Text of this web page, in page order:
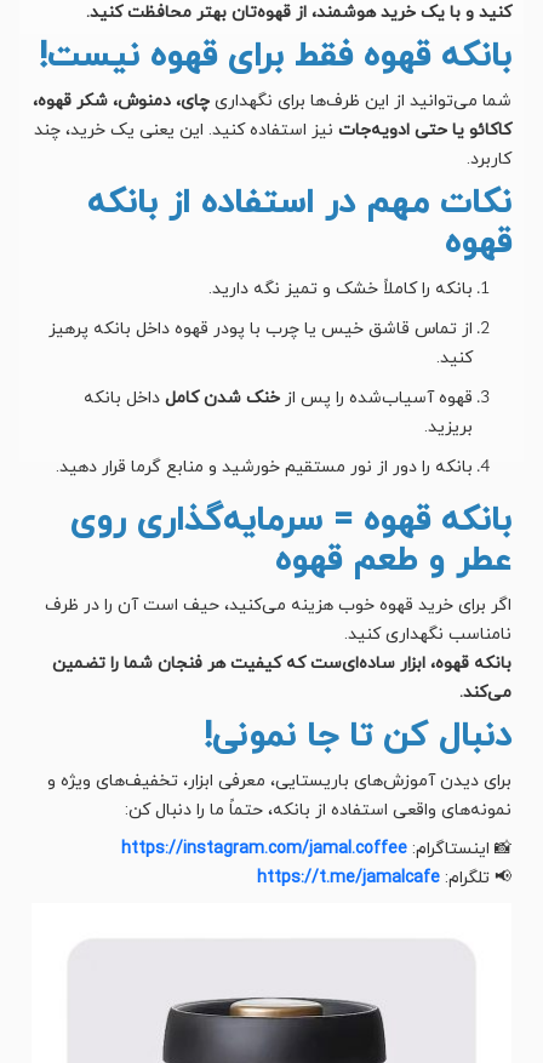
کنید و با یک خرید هوشمند، از قهوه‌تان بهتر محافظت کنید.
بانکه قهوه فقط برای قهوه نیست!
شما می‌توانید از این ظرف‌ها برای نگهداری چای، دمنوش، شکر قهوه،
کاکائو یا حتی ادویه‌جات نیز استفاده کنید. این یعنی یک خرید، چند
کاربرد.
نکات مهم در استفاده از بانکه
قهوه
بانکه را کاملاً خشک و تمیز نگه دارید.
از تماس قاشق خیس یا چرب با پودر قهوه داخل بانکه پرهیز
کنید.
قهوه آسیاب‌شده را پس از خنک شدن کامل داخل بانکه
بریزید.
بانکه را دور از نور مستقیم خورشید و منابع گرما قرار دهید.
بانکه قهوه = سرمایه‌گذاری روی
عطر و طعم قهوه
اگر برای خرید قهوه خوب هزینه می‌کنید، حیف است آن را در ظرف
نامناسب نگهداری کنید.
بانکه قهوه، ابزار ساده‌ای‌ست که کیفیت هر فنجان شما را تضمین
می‌کند.
دنبال کن تا جا نمونی!
برای دیدن آموزش‌های باریستایی، معرفی ابزار، تخفیف‌های ویژه و
نمونه‌های واقعی استفاده از بانکه، حتماً ما را دنبال کن:
📸 اینستاگرام: https://instagram.com/jamal.coffee
📢 تلگرام: https://t.me/jamalcafe